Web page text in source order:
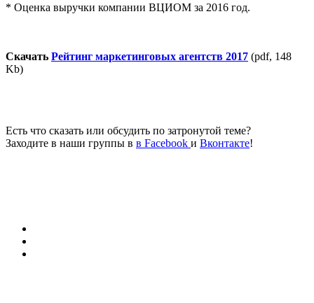
* Оценка выручки компании ВЦИОМ за 2016 год.
Скачать Рейтинг маркетинговых агентств 2017 (pdf, 148
Kb)
Есть что сказать или обсудить по затронутой теме?
Заходите в наши группы в в Facebook и Вконтакте!